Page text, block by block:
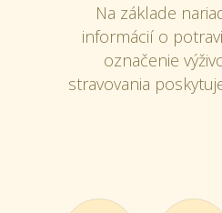
Na základe
informácií o
označenie
stravovania